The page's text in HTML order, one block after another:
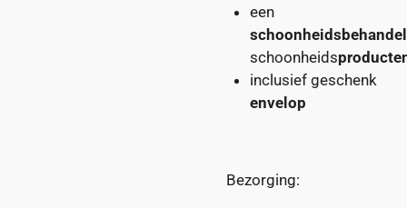
een
schoonheids
inclusief geschenk
envelop
Bezorging: